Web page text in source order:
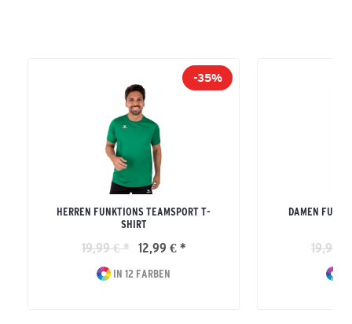
-35%
HERREN FUNKTIONS TEAMSPORT T-
SHIRT
19,99 € * 12,99 € *
IN 12 FARBEN
DAMEN
19,99